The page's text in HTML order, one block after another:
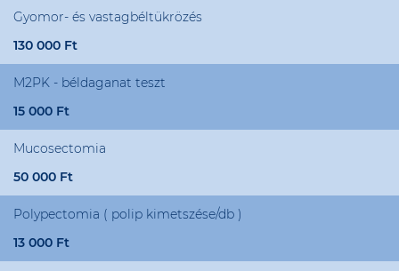
Gyomor- és vastagbéltükrözés
130 000 Ft
M2PK - béldaganat teszt
15 000 Ft
Mucosectomia
50 000 Ft
Polypectomia ( polip kimetszése/db )
13 000 Ft